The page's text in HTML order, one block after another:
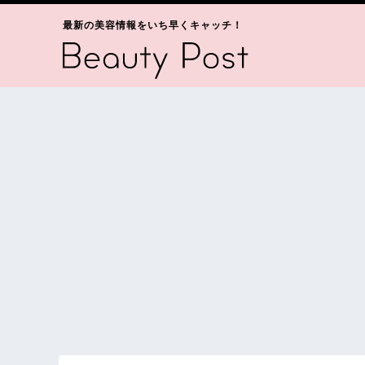
最新の美容情報をいち早くキャッチ！